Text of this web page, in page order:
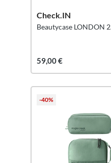
Check.IN
Beautycase LONDON
59,00 €
-40%